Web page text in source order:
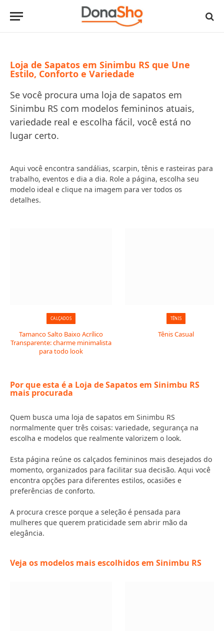
Loja de Sapatos em Sinimbu RS que Une
Estilo, Conforto e Variedade
Se você procura uma loja de sapatos em
Sinimbu RS com modelos femininos atuais,
variedade real e escolha fácil, você está no
lugar certo.
Aqui você encontra sandálias, scarpin, tênis e rasteiras para
trabalho, eventos e dia a dia. Role a página, escolha seu
modelo ideal e clique na imagem para ver todos os
detalhes.
CALÇADOS
Tamanco Salto Baixo Acrílico
Transparente: charme minimalista
para todo look
TÊNIS
Tênis Casual
Por que esta é a Loja de Sapatos em Sinimbu RS
mais procurada
Quem busca uma loja de sapatos em Sinimbu RS
normalmente quer três coisas: variedade, segurança na
escolha e modelos que realmente valorizem o look.
Esta página reúne os calçados femininos mais desejados do
momento, organizados para facilitar sua decisão. Aqui você
encontra opções para diferentes estilos, ocasiões e
preferências de conforto.
A procura cresce porque a seleção é pensada para
mulheres que querem praticidade sem abrir mão da
elegância.
Veja os modelos mais escolhidos em Sinimbu RS